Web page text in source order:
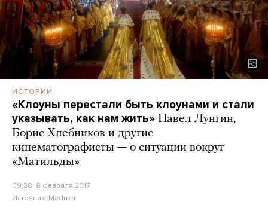
ИСТОРИИ
«Клоуны перестали быть клоунами и стали
указывать, как нам жить» Павел Лунгин,
Борис Хлебников и другие
кинематографисты — о ситуации вокруг
«Матильды»
09:38, 8 февраля 2017
Источник: Meduza